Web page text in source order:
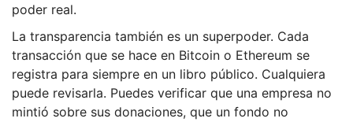
poder real.
La transparencia también es un superpoder. Cada
transacción que se hace en Bitcoin o Ethereum se
registra para siempre en un libro público. Cualquiera
puede revisarla. Puedes verificar que una empresa no
mintió sobre sus donaciones, que un fondo no